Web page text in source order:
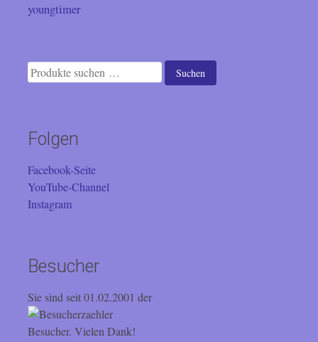
youngtimer
Suchen
nach:
Suchen
Folgen
Facebook-Seite
YouTube-Channel
Instagram
Besucher
Sie sind seit 01.02.2001 der
Besucher. Vielen Dank!